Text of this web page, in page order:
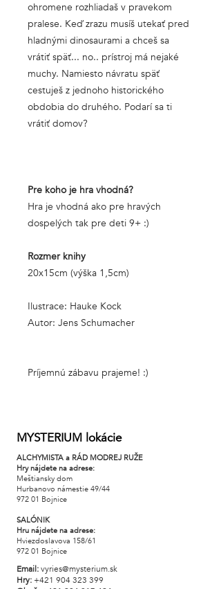
ohromene rozhliadaš v pravekom
pralese. Keď zrazu musíš utekať pred
hladnými dinosaurami a chceš sa
vrátiť späť... no.. prístroj má nejaké
muchy. Namiesto návratu späť
cestuješ z jednoho historického
obdobia do druhého. Podarí sa ti
vrátiť domov?
Pre koho je hra vhodná?
Hra je vhodná ako pre hravých
dospelých tak pre deti 9+ :)
Rozmer knihy
20x15cm (výška 1,5cm)
Ilustrace: Hauke Kock
Autor: Jens Schumacher
Príjemnú zábavu prajeme! :)
MYSTERIUM lokácie
ALCHYMISTA a RÁD MODREJ RUŽE
Hry nájdete na adrese:
Meštiansky dom
Hurbanovo námestie 49/44
972 01 Bojnice
SALÓNIK
Hru nájdete na adrese:
Hviezdoslavova 158/61
972 01 Bojnice
Email:vyries@mysterium.sk
Hry: +421 904 323 399